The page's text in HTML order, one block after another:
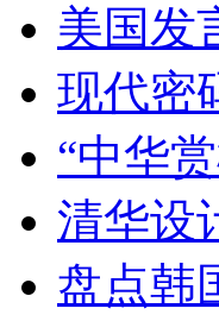
美国发
现代密
“中华
清华设
盘点韩